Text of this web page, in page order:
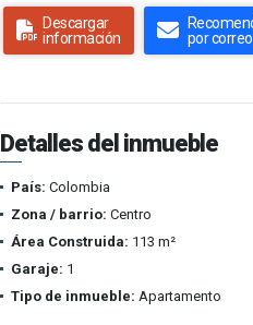
Descargar
información
por
Detalles del inmueble
País: Colombia
Zona / barrio: Centro
Área Construida: 113 m²
Garaje: 1
Tipo de inmueble: Apartamento